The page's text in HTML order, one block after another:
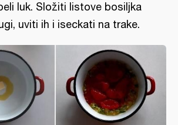
luk. Složiti listove bosiljka
uviti ih i iseckati na trake.